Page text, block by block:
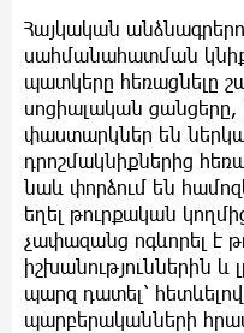
Հայկական
սահմանահատման
պատկերը հեռացնելը
սոցիալական ցանցերը,
փաստարկներ են
դրոշմակնիքներից
նաև փորձում են
եղել թուրքական
չափազանց ոգևորել է
իշխանություններին և
պարզ դատել՝
պարբերականների